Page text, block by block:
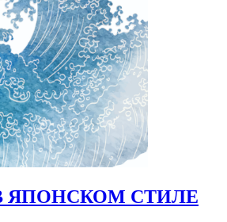
ЯПОНСКОМ СТИЛЕ